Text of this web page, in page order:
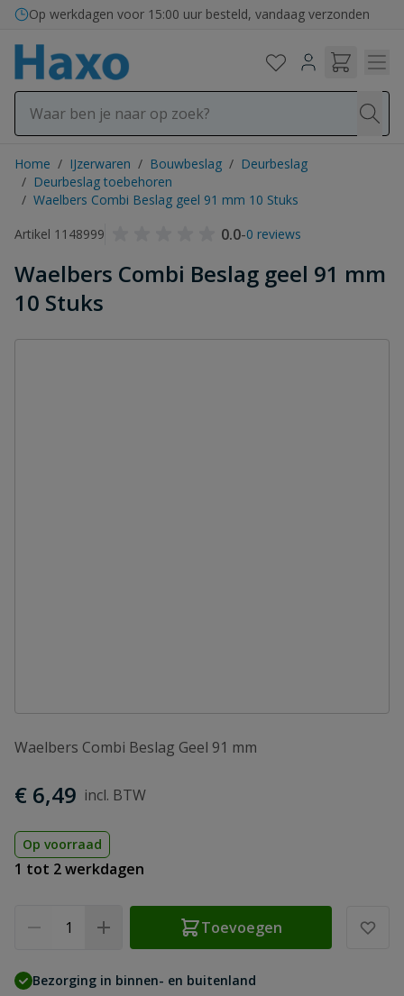
Ga naar de inhoud
Op werkdagen voor 15:00 uur besteld, vandaag verzonden
Home / IJzerwaren / Bouwbeslag / Deurbeslag
/ Deurbeslag toebehoren
/ Waelbers Combi Beslag geel 91 mm 10 Stuks
Artikel 1148999
0.0-0 reviews
Waelbers Combi Beslag geel 91 mm
10 Stuks
Waelbers Combi Beslag Geel 91 mm
€ 6,49
Op voorraad
1 tot 2 werkdagen
Toevoegen
Bezorging in binnen- en buitenland